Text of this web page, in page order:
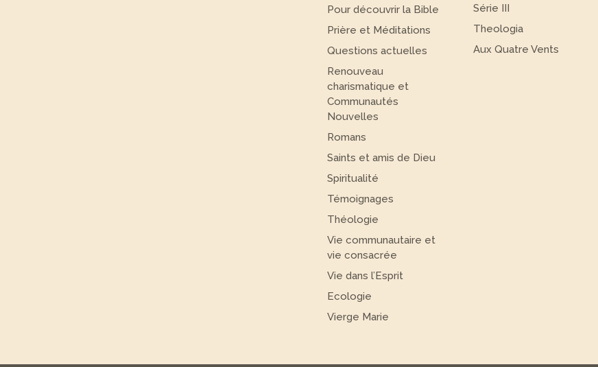
Pour découvrir la Bible
Prière et Méditations
Questions actuelles
Renouveau
charismatique et
Communautés
Nouvelles
Romans
Saints et amis de Dieu
Spiritualité
Témoignages
Théologie
Vie communautaire et
vie consacrée
Vie dans l’Esprit
Ecologie
Vierge Marie
Série III
Theologia
Aux Quatre Vents